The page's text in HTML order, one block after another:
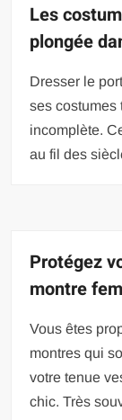
Les
plongée
Dresser le
ses costumes
incomplète.
au fil des
Protégez
montre
Vous êtes
montres qui
votre tenue
chic. Très